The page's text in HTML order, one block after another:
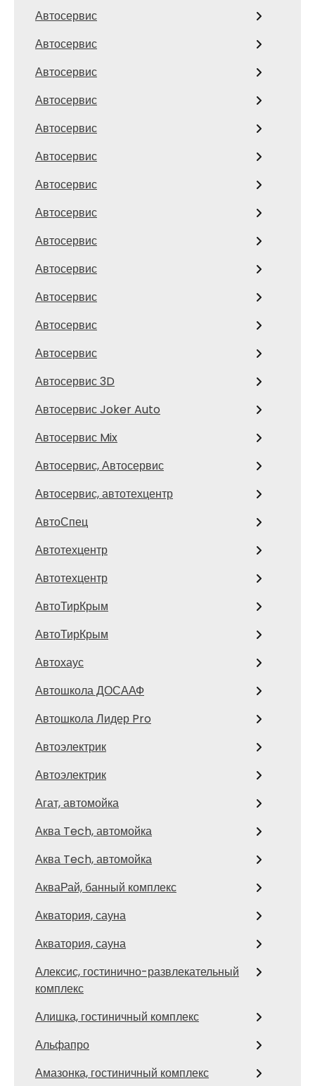
Автосервис
Автосервис
Автосервис
Автосервис
Автосервис
Автосервис
Автосервис
Автосервис
Автосервис
Автосервис
Автосервис
Автосервис
Автосервис
Автосервис 3D
Автосервис Joker Auto
Автосервис Mix
Автосервис, Автосервис
Автосервис, автотехцентр
АвтоСпец
Автотехцентр
Автотехцентр
АвтоТирКрым
АвтоТирКрым
Автохаус
Автошкола ДОСААФ
Автошкола Лидер Pro
Автоэлектрик
Автоэлектрик
Агат, автомойка
Аква Tech, автомойка
Аква Tech, автомойка
АкваРай, банный комплекс
Акватория, сауна
Акватория, сауна
Алексис, гостинично-развлекательный
комплекс
Алишка, гостиничный комплекс
Альфапро
Амазонка, гостиничный комплекс